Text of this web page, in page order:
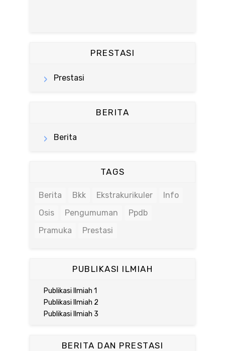
PRESTASI
Prestasi
BERITA
Berita
TAGS
Berita Bkk Ekstrakurikuler
Info
Osis
Pengumuman
Ppdb
Pramuka
Prestasi
PUBLIKASI ILMIAH
Publikasi Ilmiah 1
Publikasi Ilmiah 2
Publikasi Ilmiah 3
BERITA DAN PRESTASI